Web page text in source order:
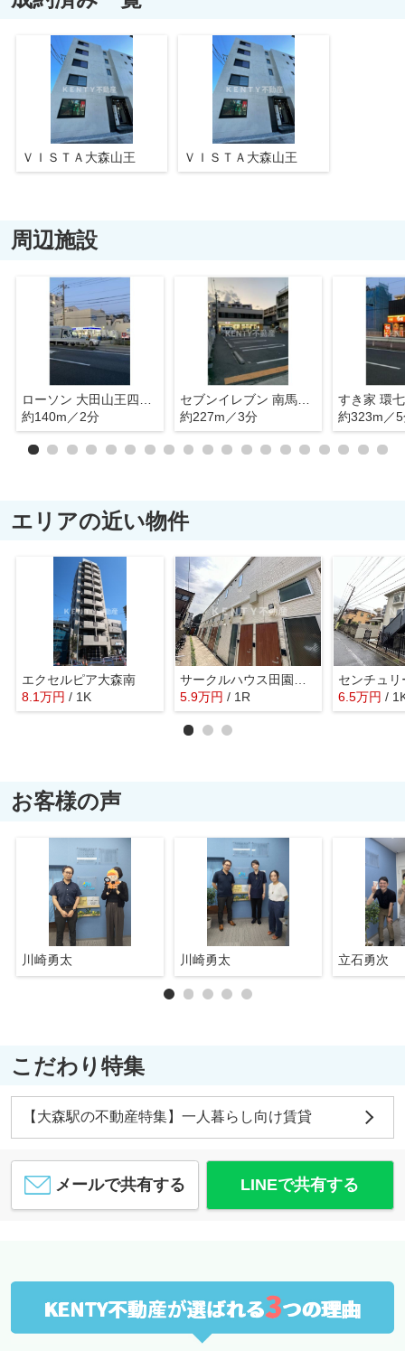
ＶＩＳＴＡ大森山王 ＶＩＳＴＡ大森山王
周辺施設
約140m／2分
セブンイレブン 南馬込店
約227m／3分
すき家 環
約323m／
エリアの近い物件
エクセルピア大森南
8.1万円 / 1K
5.9万円 / 1R 6.5万円 /
お客様の声
川崎勇太 川崎勇太 立石勇次
こだわり特集
【大森駅の不動産特集】一人暮らし向け賃貸
メールで共有する LINEで共有する
KENTY不動産が選ばれる3つの理由